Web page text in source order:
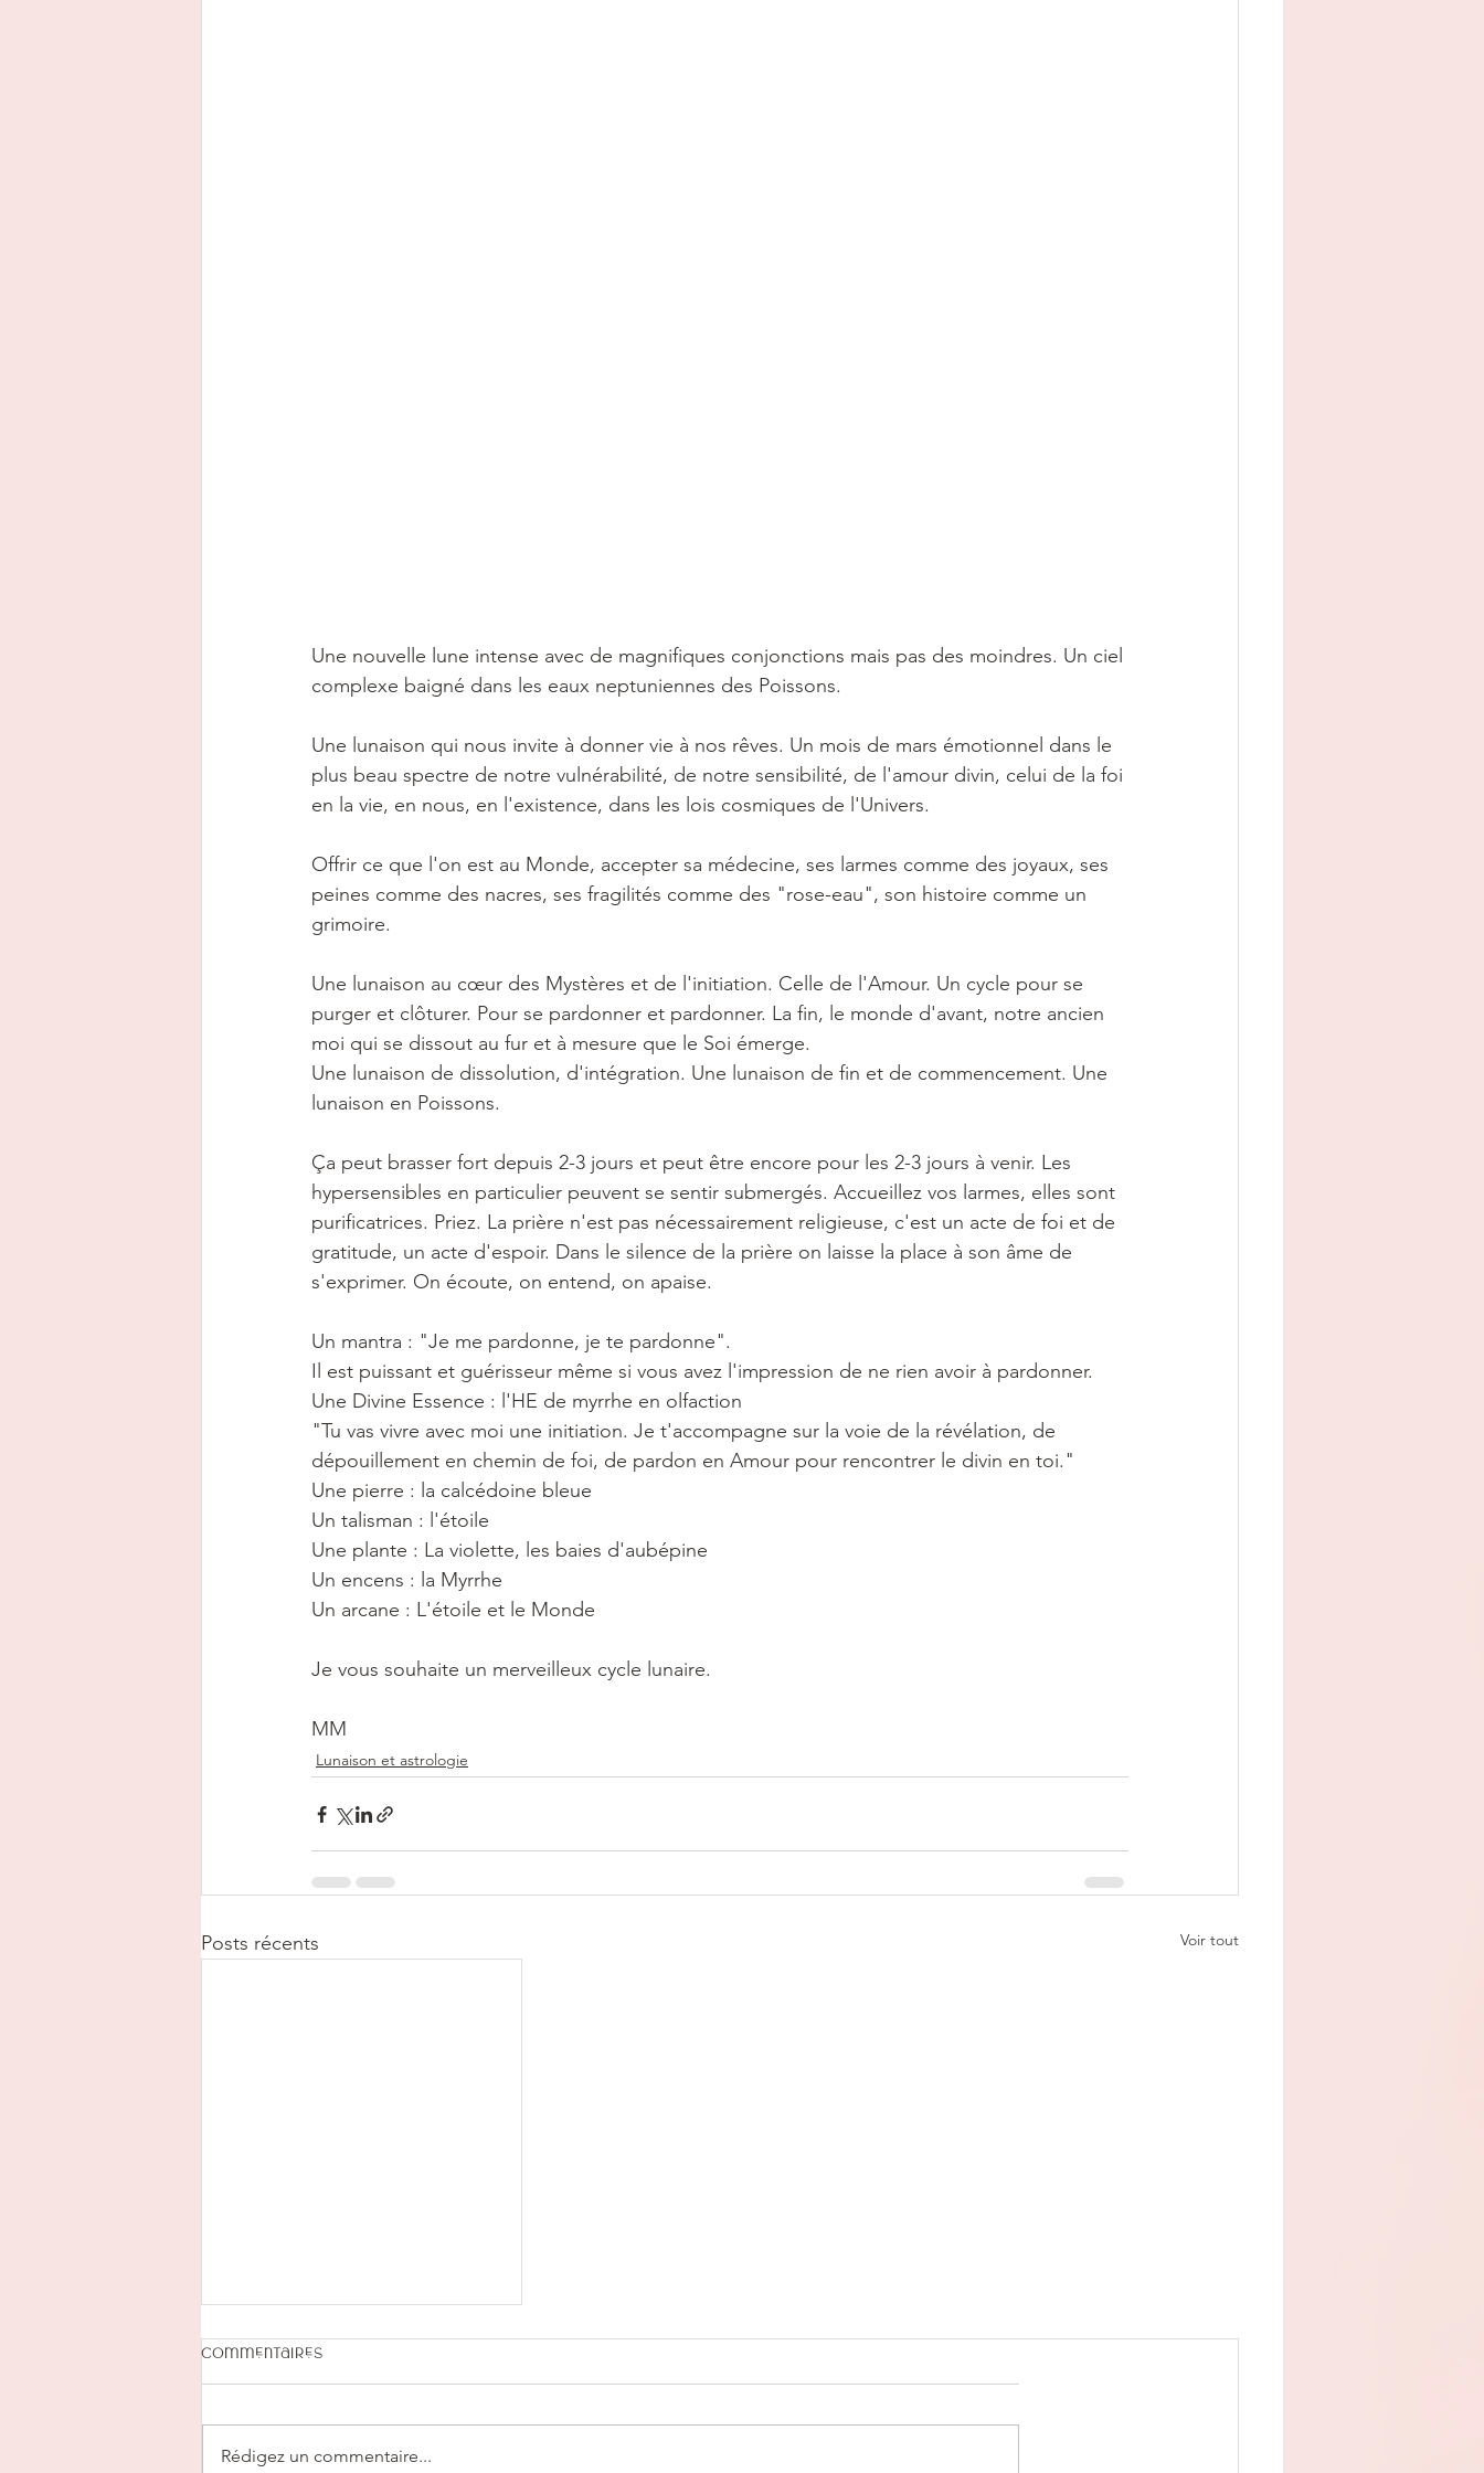
Une nouvelle lune intense avec de magnifiques conjonctions mais pas des moindres. Un ciel
complexe baigné dans les eaux neptuniennes des Poissons.
Une lunaison qui nous invite à donner vie à nos rêves. Un mois de mars émotionnel dans le
plus beau spectre de notre vulnérabilité, de notre sensibilité, de l'amour divin, celui de la foi
en la vie, en nous, en l'existence, dans les lois cosmiques de l'Univers.
Offrir ce que l'on est au Monde, accepter sa médecine, ses larmes comme des joyaux, ses
peines comme des nacres, ses fragilités comme des "rose-eau", son histoire comme un
grimoire.
Une lunaison au cœur des Mystères et de l'initiation. Celle de l'Amour. Un cycle pour se
purger et clôturer. Pour se pardonner et pardonner. La fin, le monde d'avant, notre ancien
moi qui se dissout au fur et à mesure que le Soi émerge.
Une lunaison de dissolution, d'intégration. Une lunaison de fin et de commencement. Une
lunaison en Poissons.
Ça peut brasser fort depuis 2-3 jours et peut être encore pour les 2-3 jours à venir. Les
hypersensibles en particulier peuvent se sentir submergés. Accueillez vos larmes, elles sont
purificatrices. Priez. La prière n'est pas nécessairement religieuse, c'est un acte de foi et de
gratitude, un acte d'espoir. Dans le silence de la prière on laisse la place à son âme de
s'exprimer. On écoute, on entend, on apaise.
Un mantra : "Je me pardonne, je te pardonne".
Il est puissant et guérisseur même si vous avez l'impression de ne rien avoir à pardonner.
Une Divine Essence : l'HE de myrrhe en olfaction
"Tu vas vivre avec moi une initiation. Je t'accompagne sur la voie de la révélation, de
dépouillement en chemin de foi, de pardon en Amour pour rencontrer le divin en toi."
Une pierre : la calcédoine bleue
Un talisman : l'étoile
Une plante : La violette, les baies d'aubépine
Un encens : la Myrrhe
Un arcane : L'étoile et le Monde
Je vous souhaite un merveilleux cycle lunaire.
MM
Lunaison et astrologie
Posts récents Voir tout
>> • Pleine Lune • <<
Commentaires
Rédigez un commentaire...